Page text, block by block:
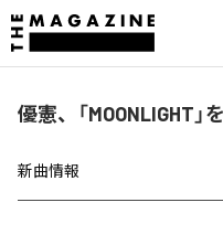
優憲、「MOONLIGHT」
新曲情報